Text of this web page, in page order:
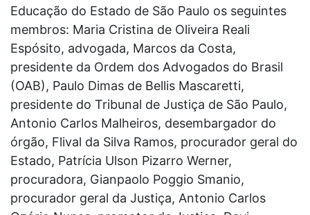
Educação do Estado de São Paulo os seguintes
membros: Maria Cristina de Oliveira Reali
Espósito, advogada, Marcos da Costa,
presidente da Ordem dos Advogados do Brasil
(OAB), Paulo Dimas de Bellis Mascaretti,
presidente do Tribunal de Justiça de São Paulo,
Antonio Carlos Malheiros, desembargador do
órgão, Flival da Silva Ramos, procurador geral do
Estado, Patrícia Ulson Pizarro Werner,
procuradora, Gianpaolo Poggio Smanio,
procurador geral da Justiça, Antonio Carlos